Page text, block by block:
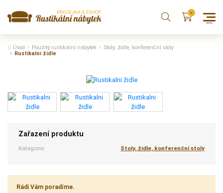
Úvod Použitý rustikální nábytek
Stoly, židle, konferenční stoly
Rustikalni židle
Zařazení produktu
Kategorie: Stoly, židle, konferenční stoly
Rádi Vám poradíme.